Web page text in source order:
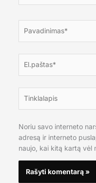
Noriu savo interneto
adresą ir interneto
naujo, kai kitą kartą vėl